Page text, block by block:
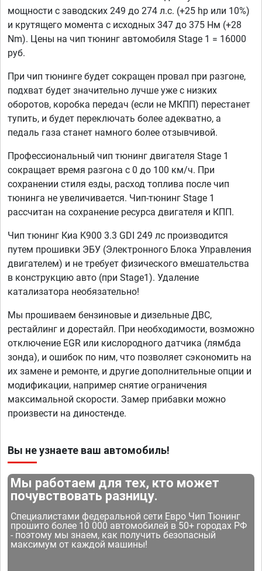
мощности с заводских 249 до 274 л.с. (+25 hp или 10%)
и крутящего момента с исходных 347 до 375 Нм (+28
Nm). Цены на чип тюнинг автомобиля Stage 1 = 16000
руб.
При чип тюнинге будет сокращен провал при разгоне,
подхват будет значительно лучше уже с низких
оборотов, коробка передач (если не МКПП) перестанет
тупить, и будет переключать более адекватно, а
педаль газа станет намного более отзывчивой.
Профессиональный чип тюнинг двигателя Stage 1
сокращает время разгона с 0 до 100 км/ч. При
сохранении стиля езды, расход топлива после чип
тюнинга не увеличивается. Чип-тюнинг Stage 1
рассчитан на сохранение ресурса двигателя и КПП.
Чип тюнинг Киа K900 3.3 GDI 249 лс производится
путем прошивки ЭБУ (Электронного Блока Управления
двигателем) и не требует физического вмешательства
в конструкцию авто (при Stage1). Удаление
катализатора необязательно!
Мы прошиваем бензиновые и дизельные ДВС,
рестайлинг и дорестайл. При необходимости, возможно
отключение EGR или кислородного датчика (лямбда
зонда), и ошибок по ним, что позволяет сэкономить на
их замене и ремонте, и другие дополнительные опции и
модификации, например снятие ограничения
максимальной скорости. Замер прибавки можно
произвести на диностенде.
Вы не узнаете ваш автомобиль!
Мы работаем для тех, кто может
почувствовать разницу.
Специалистами федеральной сети Евро Чип Тюнинг
прошито более 10 000 автомобилей в 50+ городах РФ
- поэтому мы знаем, как получить безопасный
максимум от каждой машины!